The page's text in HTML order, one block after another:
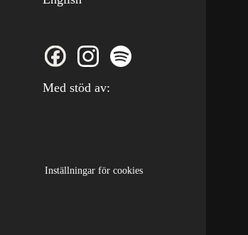
Med stöd av:
Inställningar för cookies